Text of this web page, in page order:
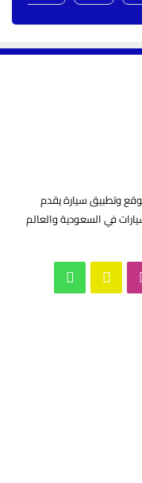
وتطبيق سيارة يقدم
في السعودية والعالم
انستقرام سناب